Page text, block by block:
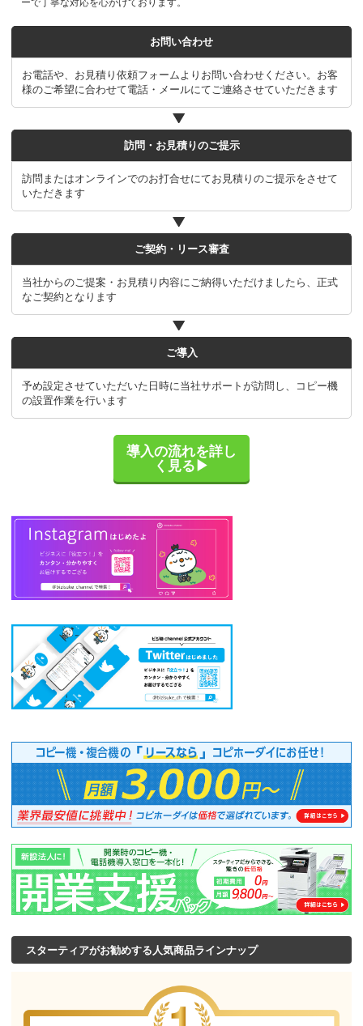
お問い合わせ
お電話や、お見積り依頼フォームよりお問い合わせください。お客
様のご希望に合わせて電話・メールにてご連絡させていただきます
訪問・お見積りのご提示
訪問またはオンラインでのお打合せにてお見積りのご提示をさせて
いただきます
ご契約・リース審査
当社からのご提案・お見積り内容にご納得いただけましたら、正式
なご契約となります
ご導入
予め設定させていただいた日時に当社サポートが訪問し、コピー機
の設置作業を行います
導入の流れを詳し
く見る▶
スターティアがお勧めする人気商品ラインナップ